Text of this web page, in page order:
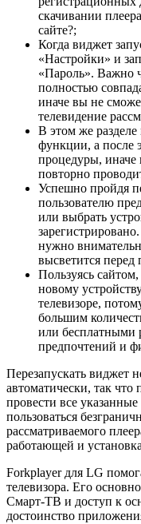
скачивании
сайте?;
Когда виджет
«Настройки» и
«Пароль». Важно
полностью
иначе вы не
телевидение
В этом же
функции, а после
процедуры, иначе
повторно
Успешно пройдя
пользователю
или выбрать
нужно
высветится перед
Пользуясь
новому
телевизоре,
большим
или бесплатными
предпочтений и
Перезапускать виджет
автоматически, так что
провести все
пользоваться
рассматриваемого
работающей и
Forkplayer для LG
телевизора. Его
Смарт-ТВ и доступ к
достоинство